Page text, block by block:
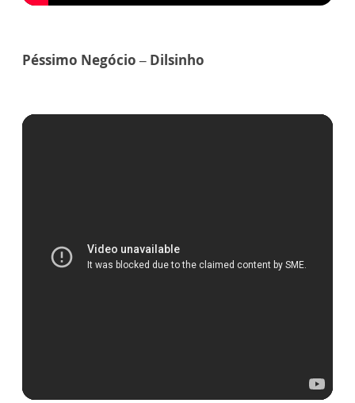
Péssimo Negócio – Dilsinho